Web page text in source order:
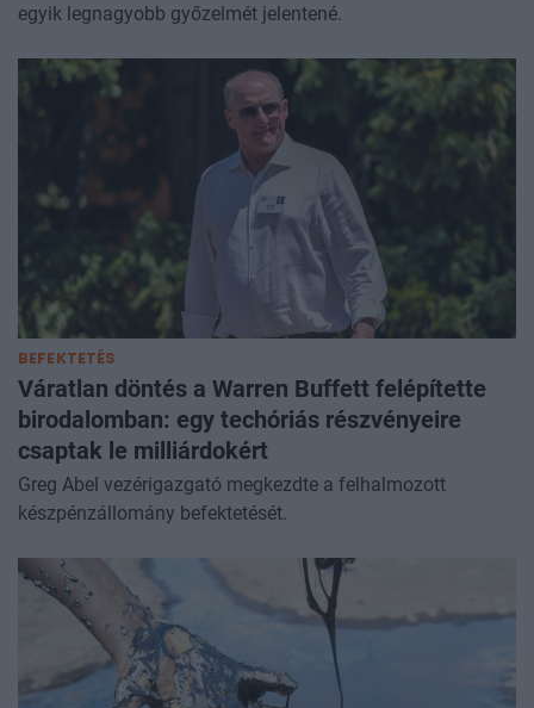
egyik legnagyobb győzelmét jelentené.
BEFEKTETÉS
Váratlan döntés a Warren Buffett felépítette
birodalomban: egy techóriás részvényeire
csaptak le milliárdokért
Greg Abel vezérigazgató megkezdte a felhalmozott
készpénzállomány befektetését.